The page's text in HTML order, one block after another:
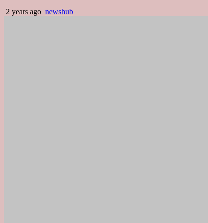
2 years ago newshub